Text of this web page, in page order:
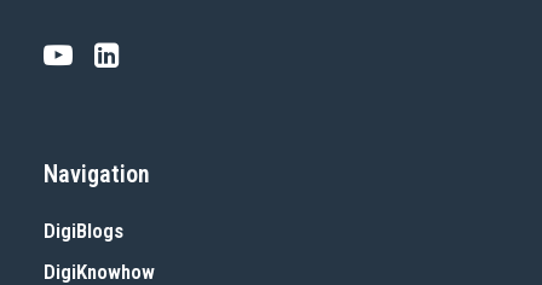
Navigation
DigiBlogs
DigiKnowhow